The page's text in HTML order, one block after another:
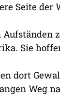
Seite der
Sie
dort
Weg